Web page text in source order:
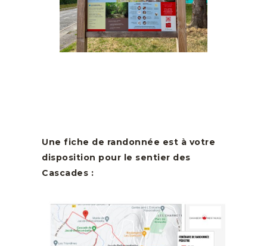
Une fiche de randonnée est à votre
disposition pour le sentier des
Cascades :